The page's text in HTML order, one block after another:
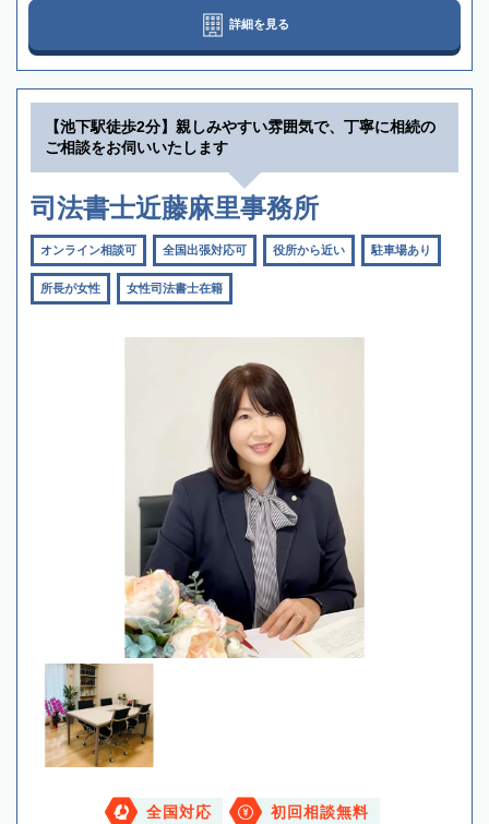
詳細を見る
【池下駅徒歩2分】親しみやすい雰囲気で、丁寧に相続の
ご相談をお伺いいたします
司法書士近藤麻里事務所
オンライン相談可 全国出張対応可 役所から近い 駐車場あり
所長が女性 女性司法書士在籍
全国対応 初回相談無料